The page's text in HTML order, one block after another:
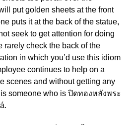
put golden sheets at the front
puts it at the back of the statue,
seek to get attention for doing
rarely check the back of the
in which you’d use this idiom
continues to help on a
scenes and without getting any
someone who is ปิดทองหลังพระ